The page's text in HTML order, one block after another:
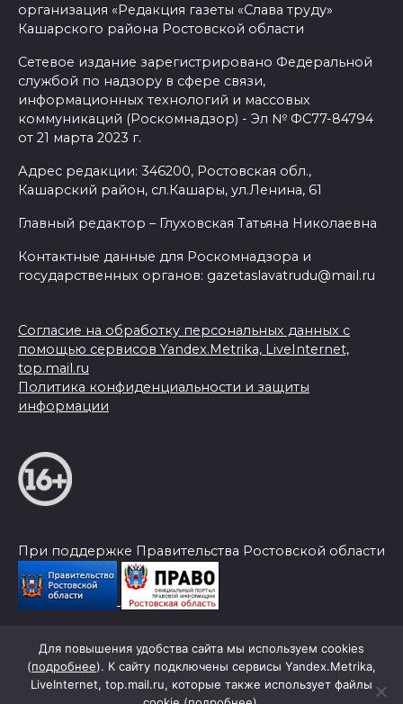
организация «Редакция газеты «Слава труду»
Кашарского района Ростовской области
Сетевое издание зарегистрировано Федеральной
службой по надзору в сфере связи,
информационных технологий и массовых
коммуникаций (Роскомнадзор) - Эл № ФС77-84794
от 21 марта 2023 г.
Адрес редакции: 346200, Ростовская обл.,
Кашарский район, сл.Кашары, ул.Ленина, 61
Главный редактор – Глуховская Татьяна Николаевна
Контактные данные для Роскомнадзора и
государственных органов: gazetaslavatrudu@mail.ru
Согласие на обработку персональных данных с
помощью сервисов Yandex.Metrika, LiveInternet,
top.mail.ru
Политика конфиденциальности и защиты
информации
При поддержке Правительства Ростовской области
© 2026 Слава Труду
Для повышения удобства сайта мы используем cookies
(подробнее). К сайту подключены сервисы Yandex.Metrika,
LiveInternet, top.mail.ru, которые также использует файлы